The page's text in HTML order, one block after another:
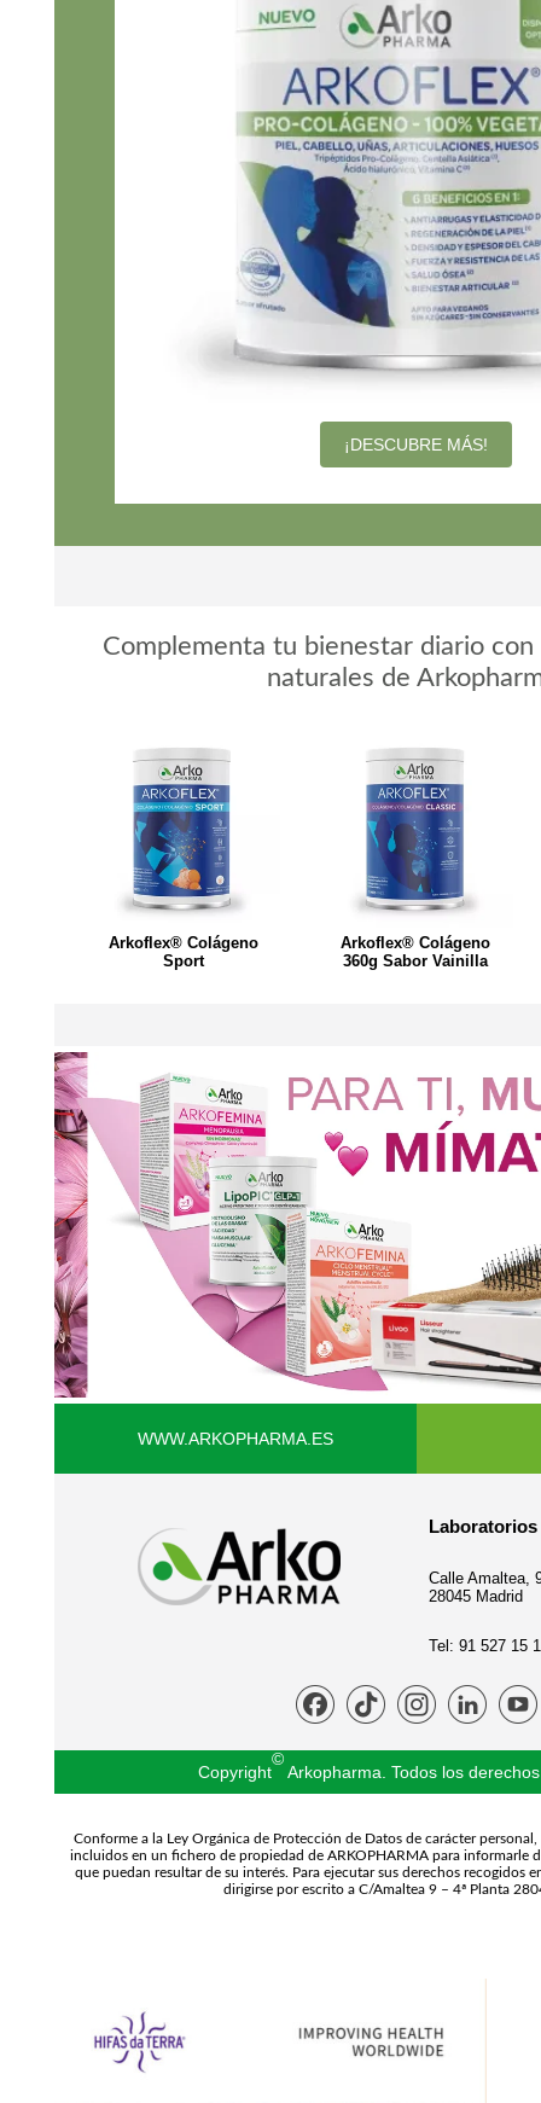
¡DESCUBRE MÁS!
Complementa tu bienestar diario
naturales de
Arkoflex® Colágeno
Sport
Arkoflex® Colágeno
360g Sabor Vainilla
WWW.ARKOPHARMA.ES
Calle Amaltea,
28045 Madrid
Tel: 91 527 15
Copyright
©
Arkopharma. Todos los
Conforme a la Ley Orgánica de Protección de Datos de carácter
incluidos en un fichero de propiedad de ARKOPHARMA para informarle
que puedan resultar de su interés. Para ejecutar sus derechos recogidos
dirigirse por escrito a C/Amaltea 9 – 4ª Planta